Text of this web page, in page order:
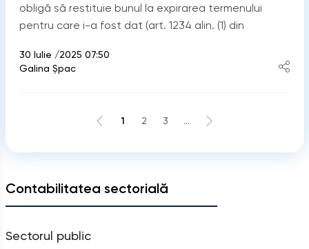
Contabilitatea sectorială
Sectorul public
obligă să restituie bunul la expirarea termenului
pentru care i-a fost dat (art. 1234 alin. (1) din
30 Iulie /2025 07:50
Galina Șpac
1 2 3 ...